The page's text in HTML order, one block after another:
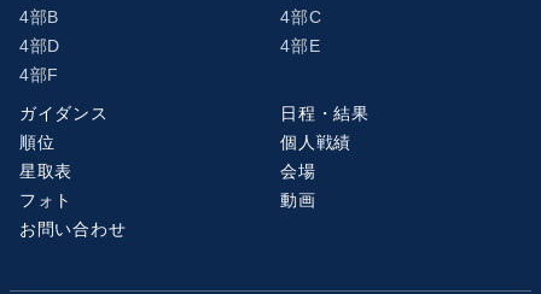
4部B
4部C
4部D
4部E
4部F
ガイダンス
日程・結果
順位
個人戦績
星取表
会場
フォト
動画
お問い合わせ